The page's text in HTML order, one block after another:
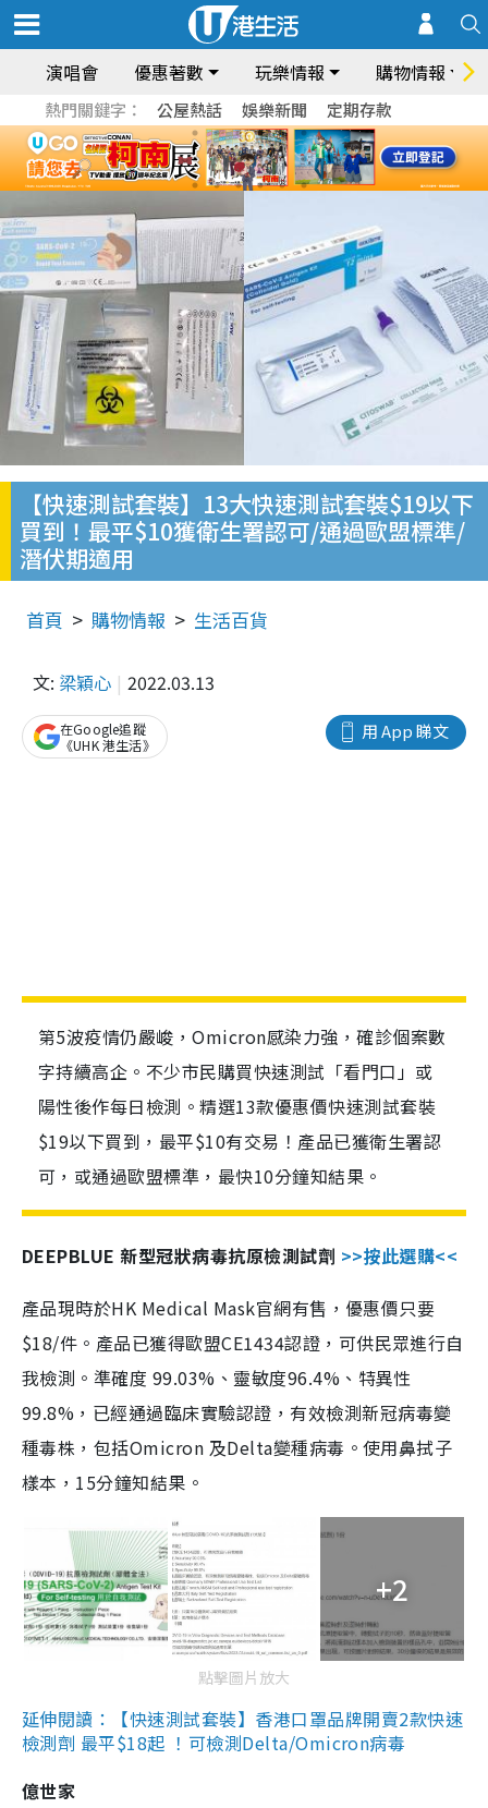
演唱會 優惠著數 玩樂情報 購物情報
熱門關鍵字： 公屋熱話 娛樂新聞 定期存款
【快速測試套裝】13大快速測試套裝$19以下
買到！最平$10獲衛生署認可/通過歐盟標準/
潛伏期適用
首頁 購物情報 生活百貨
文: 梁穎心 2022.03.13
用 App 睇文
在Google追蹤
《UHK 港生活》
第5波疫情仍嚴峻，Omicron感染力強，確診個案數
字持續高企。不少市民購買快速測試「看門口」或
陽性後作每日檢測。精選13款優惠價快速測試套裝
$19以下買到，最平$10有交易！產品已獲衛生署認
可，或通過歐盟標準，最快10分鐘知結果。
DEEPBLUE 新型冠狀病毒抗原檢測試劑 >>按此選購<<
產品現時於HK Medical Mask官網有售，優惠價只要
$18/件。產品已獲得歐盟CE1434認證，可供民眾進行自
我檢測。準確度 99.03%、靈敏度96.4%、特異性
99.8%，已經通過臨床實驗認證，有效檢測新冠病毒變
種毒株，包括Omicron 及Delta變種病毒。使用鼻拭子
樣本，15分鐘知結果。
+2
點擊圖片放大
延伸閱讀：【快速測試套裝】香港口罩品牌開賣2款快速
檢測劑 最平$18起 ！可檢測Delta/Omicron病毒
億世家